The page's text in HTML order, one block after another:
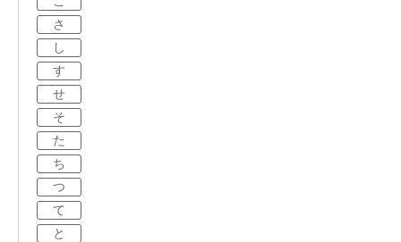
さ
し
す
せ
そ
た
ち
つ
て
と